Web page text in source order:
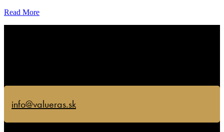
Read More
info@valueras.sk